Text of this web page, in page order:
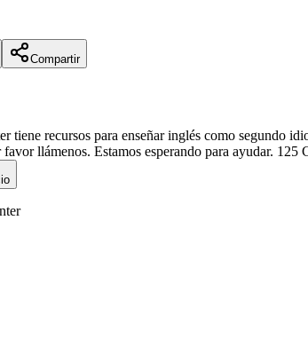
Compartir
tiene recursos para enseñar inglés como segundo
favor llámenos. Estamos esperando para ayudar.